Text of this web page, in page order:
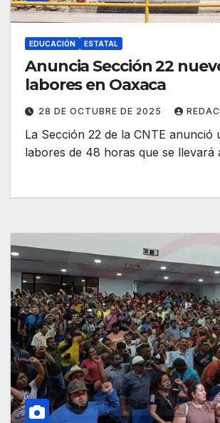
EDUCACIÓN ESTATAL
Anuncia Sección 22
labores en Oaxaca
28 DE OCTUBRE DE 2025
La Sección 22 de la CNTE anunció
labores de 48 horas que se